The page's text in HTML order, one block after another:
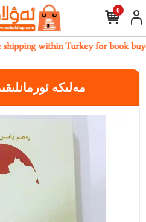
shipping within Turkey for book
0
مەلىكە